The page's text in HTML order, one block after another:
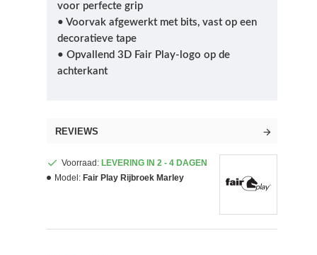
voor perfecte grip
• Voorvak afgewerkt met bits, vast op een
decoratieve tape
• Opvallend 3D Fair Play-logo op de
achterkant
REVIEWS
Voorraad: LEVERING IN 2 - 4 DAGEN
Model: Fair Play Rijbroek Marley